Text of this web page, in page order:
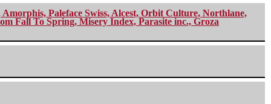
Paleface Swiss, Alcest, Orbit Culture, Northlane,
Fall To Spring, Misery Index, Parasite inc., Groza